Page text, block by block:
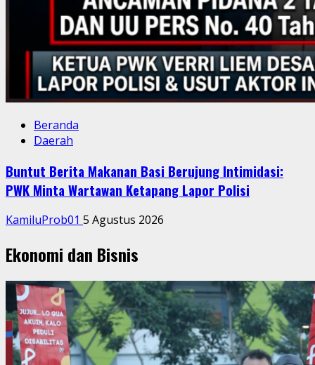
Beranda
Daerah
Buntut Berita Makanan Basi Berujung Intimidasi:
PWK Minta Wartawan Ketapang Lapor Polisi
KamiluProb01 5 Agustus 2026
Ekonomi dan Bisnis